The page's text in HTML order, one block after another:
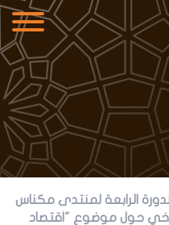
الرابعة لمنتدى مكناس
حول موضوع "اقتصاد